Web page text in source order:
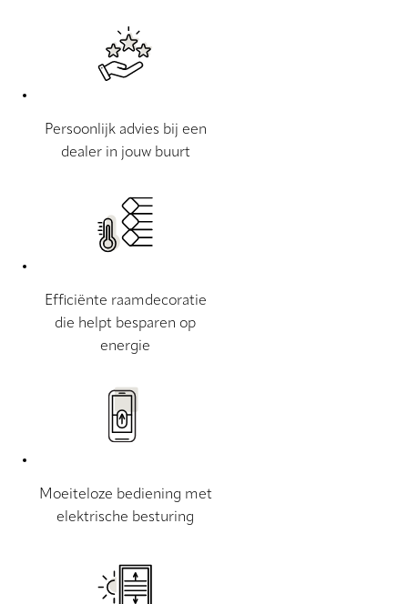
Persoonlijk advies bij een
dealer in jouw buurt
Efficiënte raamdecoratie
die helpt besparen op
energie
Moeiteloze bediening met
elektrische besturing